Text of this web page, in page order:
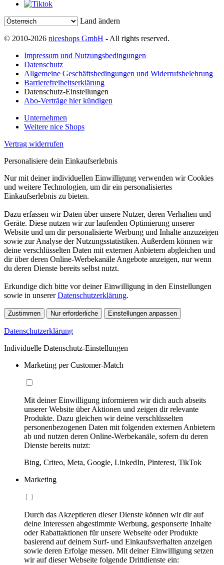
Land ändern
© 2010-2026 niceshops GmbH - All rights reserved.
Impressum und Nutzungsbedingungen
Datenschutz
Allgemeine Geschäftsbedingungen und Widerrufsbelehrung
Barrierefreiheitserklärung
Datenschutz-Einstellungen
Abo-Verträge hier kündigen
Unternehmen
Weitere nice Shops
Vertrag widerrufen
Personalisiere dein Einkaufserlebnis
Nur mit deiner individuellen Einwilligung verwenden wir Cookies
und weitere Technologien, um dir ein personalisiertes
Einkaufserlebnis zu bieten.
Dazu erfassen wir Daten über unsere Nutzer, deren Verhalten und
Geräte. Diese nutzen wir zur laufenden Optimierung unserer
Website und um dir personalisierte Werbung und Inhalte anzuzeigen
sowie zur Analyse der Nutzungsstatistiken. Außerdem können wir
deine verschlüsselten Daten mit externen Anbietern abgleichen und
dir über deren Online-Werbekanäle Angebote anzeigen, nur wenn
du deren Dienste bereits selbst nutzt.
Erkundige dich bitte vor deiner Einwilligung in den Einstellungen
sowie in unsererDatenschutzerklärung.
Zustimmen Nur erforderliche Einstellungen anpassen
Datenschutzerklärung
Individuelle Datenschutz-Einstellungen
Marketing per Customer-Match
Mit deiner Einwilligung informieren wir dich auch abseits
unserer Website über Aktionen und zeigen dir relevante
Produkte. Dazu gleichen wir deine verschlüsselten
personenbezogenen Daten mit folgenden externen Anbietern
ab und nutzen deren Online-Werbekanäle, sofern du deren
Dienste bereits nutzt:
Bing, Criteo, Meta, Google, LinkedIn, Pinterest, TikTok
Marketing
Durch das Akzeptieren dieser Dienste können wir dir auf
deine Interessen abgestimmte Werbung, gesponserte Inhalte
oder Rabattaktionen für unsere Webseite oder Produkte
basierend auf deinem Surf- und Einkaufsverhalten anzeigen
sowie deren Erfolge messen. Mit deiner Einwilligung setzen
wir auf dieser Webseite folgende Drittdienste ein: